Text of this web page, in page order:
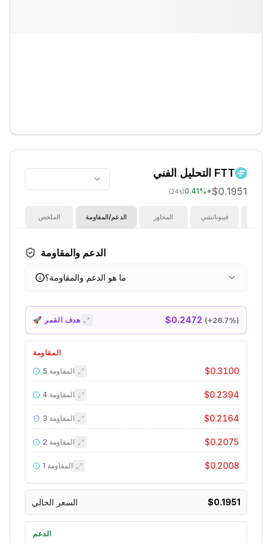
FTT التحليل الفني
$0.1951
+
0.41%
(24s)
الملخص الدعم/المقاومة المحاور فيبوناتشي
الدعم والمقاومة
ما هو الدعم والمقاومة؟
🚀 هدف القمر $0.2472 (+26.7%)
المقاومة
المقاومة 5 $0.3100
المقاومة 4 $0.2394
المقاومة 3 $0.2164
المقاومة 2 $0.2075
المقاومة 1 $0.2008
السعر الحالي $0.1951
الدعم